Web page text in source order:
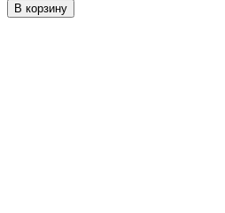
В корзину